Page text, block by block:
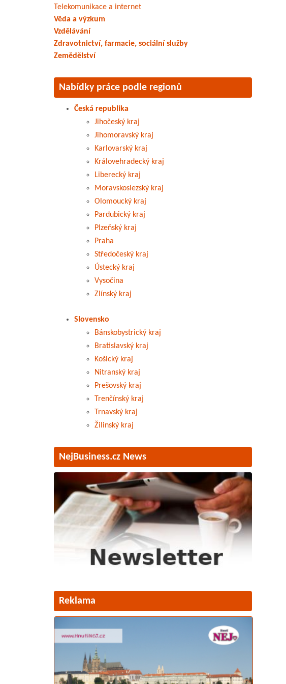
Telekomunikace a internet
Věda a výzkum
Vzdělávání
Zdravotnictví, farmacie, sociální služby
Zemědělství
Nabídky práce podle regionů
Česká republika
Jihočeský kraj
Jihomoravský kraj
Karlovarský kraj
Královehradecký kraj
Liberecký kraj
Moravskoslezský kraj
Olomoucký kraj
Pardubický kraj
Plzeňský kraj
Praha
Středočeský kraj
Ústecký kraj
Vysočina
Zlínský kraj
Slovensko
Bánskobystrický kraj
Bratislavský kraj
Košický kraj
Nitranský kraj
Prešovský kraj
Trenčínský kraj
Trnavský kraj
Žilinský kraj
NejBusiness.cz News
Reklama